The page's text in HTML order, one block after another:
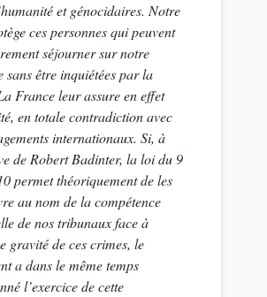
et génocidaires. Notre
ces personnes qui peuvent
séjourner sur notre
être inquiétées par la
France leur assure en effet
en totale contradiction avec
internationaux. Si, à
de Robert Badinter, la loi du 9
permet théoriquement de les
au nom de la compétence
de nos tribunaux face à
gravité de ces crimes, le
a dans le même temps
l’exercice de cette